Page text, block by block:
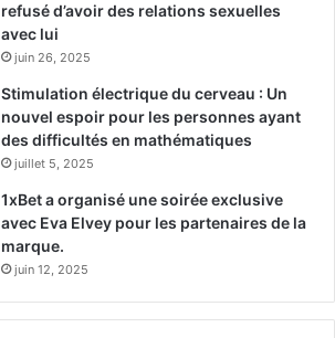
refusé d’avoir des relations sexuelles
avec lui
juin 26, 2025
Stimulation électrique du cerveau : Un
nouvel espoir pour les personnes ayant
des difficultés en mathématiques
juillet 5, 2025
1xBet a organisé une soirée exclusive
avec Eva Elvey pour les partenaires de la
marque.
juin 12, 2025